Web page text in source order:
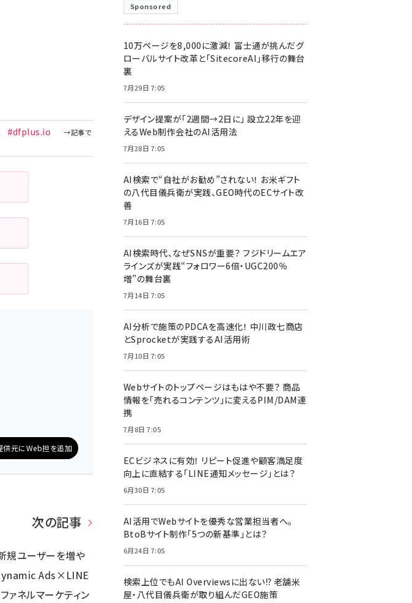
#dfplus.io
供元にWeb担を追加
次の記事
規ユーザーを増や
Ads×LINE
ァネルマーケティン
Sponsored
10万ページを8,000に激減！ 富士通が挑んだグ
ローバルサイト改革と「SitecoreAI」移行の舞台
裏
7月29日 7:05
デザイン提案が「2週間→2日に」 設立22年を迎
えるWeb制作会社のAI活用法
7月28日 7:05
AI検索で“自社がお勧め”されない！ お米ギフト
の八代目儀兵衛が実践、GEO時代のECサイト改
善
7月16日 7:05
AI検索時代、なぜSNSが重要？ フジドリームエア
ラインズが実践“フォロワー6倍・UGC200％
増”の舞台裏
7月14日 7:05
AI分析で施策のPDCAを高速化！ 中川政七商店
とSprocketが実践するAI活用術
7月10日 7:05
Webサイトのトップページはもはや不要？ 商品
情報を「売れるコンテンツ」に変えるPIM/DAM連
携
7月8日 7:05
ECビジネスに有効！ リピート促進や顧客満足度
向上に直結する「LINE通知メッセージ」とは？
6月30日 7:05
AI活用でWebサイトを優秀な営業担当者へ。
BtoBサイト制作「5つの新基準」とは？
6月24日 7:05
検索上位でもAI Overviewsに出ない!? 老舗米
屋・八代目儀兵衛が取り組んだGEO施策